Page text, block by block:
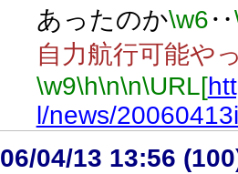
あったのか\w6‥
自力航行可能や
\w9\h\n\n\URL[
l/news/
06/04/13 13:56